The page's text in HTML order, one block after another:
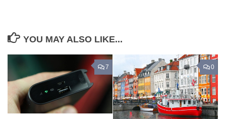
YOU MAY ALSO LIKE...
7 0